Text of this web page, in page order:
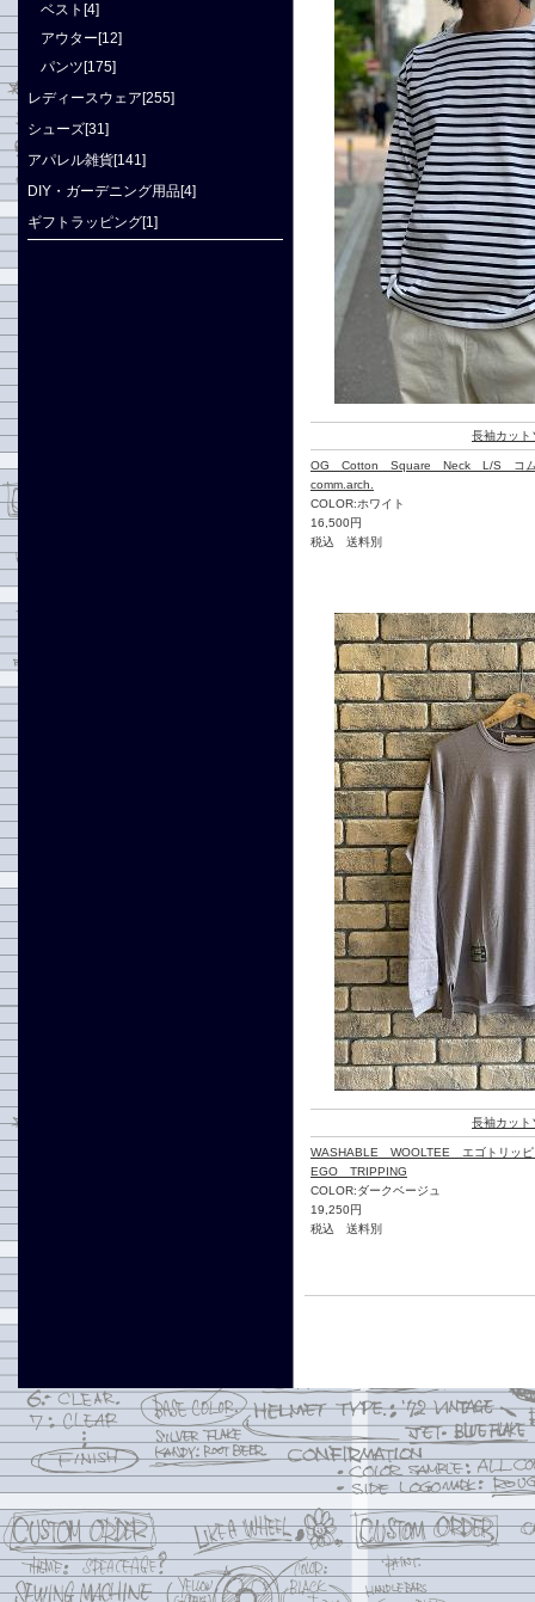
長袖カット
OG Cotton Square Neck L/S コム
comm.arch.
COLOR:ホワイト
16,500円
税込 送料別
長袖カット
WASHABLE WOOLTEE エゴトリッ
EGO TRIPPING
COLOR:ダークベージュ
19,250円
税込 送料別
ベスト[4]
アウター[12]
パンツ[175]
レディースウェア[255]
シューズ[31]
アパレル雑貨[141]
DIY・ガーデニング用品[4]
ギフトラッピング[1]